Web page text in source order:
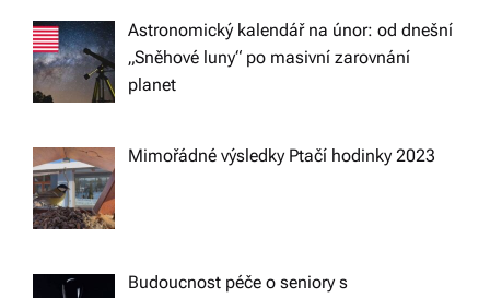
n
Astronomický kalendář na únor: od dnešní
„Sněhové luny“ po masivní zarovnání
planet
Mimořádné výsledky Ptačí hodinky 2023
Budoucnost péče o seniory s